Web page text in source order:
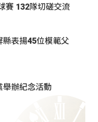
賽 132隊切磋交流
縣表揚45位模範父
舉辦紀念活動